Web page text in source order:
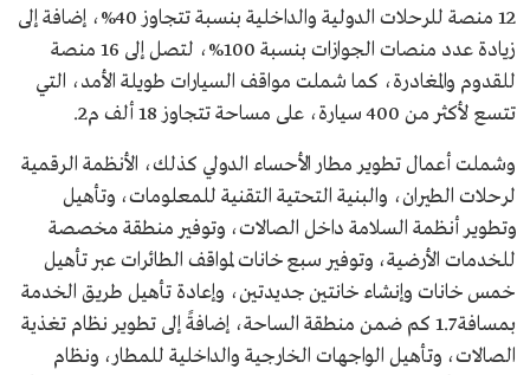
12 منصة للرحلات الدولية والداخلية بنسبة تتجاوز 40%، إضافة إلى
زيادة عدد منصات الجوازات بنسبة 100%، لتصل إلى 16 منصة
للقدوم والمغادرة، كما شملت مواقف السيارات طويلة الأمد، التي
تتسع لأكثر من 400 سيارة، على مساحة تتجاوز 18 ألف م2.
وشملت أعمال تطوير مطار الأحساء الدولي كذلك، الأنظمة الرقمية
لرحلات الطيران، والبنية التحتية التقنية للمعلومات، وتأهيل
وتطوير أنظمة السلامة داخل الصالات، وتوفير منطقة مخصصة
للخدمات الأرضية، وتوفير سبع خانات لمواقف الطائرات عبر تأهيل
خمس خانات وإنشاء خانتين جديدتين، وإعادة تأهيل طريق الخدمة
بمسافة 1.7 كم ضمن منطقة الساحة، إضافةً إلى تطوير نظام تغذية
الصالات، وتأهيل الواجهات الخارجية والداخلية للمطار، ونظام